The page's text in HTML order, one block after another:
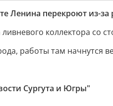
Ленина перекроют из-за
коллектора со
работы там начнутся
Сургута и Югры"